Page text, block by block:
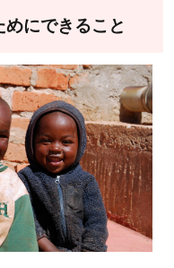
にできること